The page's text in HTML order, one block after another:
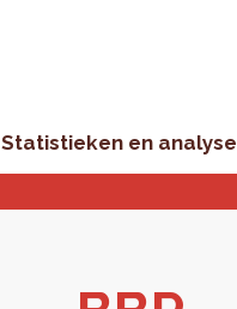
Statistieken en analyse